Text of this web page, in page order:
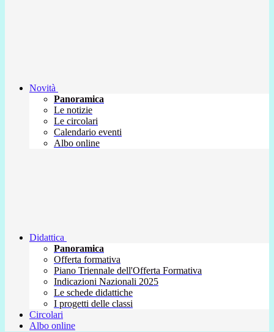
Novità
Panoramica
Le notizie
Le circolari
Calendario eventi
Albo online
Didattica
Panoramica
Offerta formativa
Piano Triennale dell'Offerta Formativa
Indicazioni Nazionali 2025
Le schede didattiche
I progetti delle classi
Circolari
Albo online